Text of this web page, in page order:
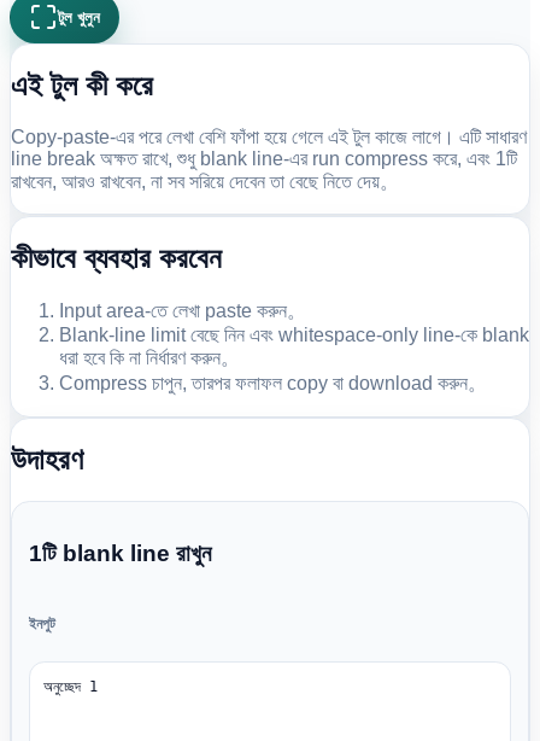
টুল খুলুন
এই টুল কী করে
Copy-paste-এর পরে লেখা বেশি ফাঁপা হয়ে গেলে এই টুল কাজে লাগে। এটি সাধারণ
line break অক্ষত রাখে, শুধু blank line-এর run compress করে, এবং 1টি
রাখবেন, আরও রাখবেন, না সব সরিয়ে দেবেন তা বেছে নিতে দেয়。
কীভাবে ব্যবহার করবেন
Input area-তে লেখা paste করুন。
Blank-line limit বেছে নিন এবং whitespace-only line-কে blank
ধরা হবে কি না নির্ধারণ করুন。
Compress চাপুন, তারপর ফলাফল copy বা download করুন。
উদাহরণ
1টি blank line রাখুন
ইনপুট
অনুচ্ছেদ 1